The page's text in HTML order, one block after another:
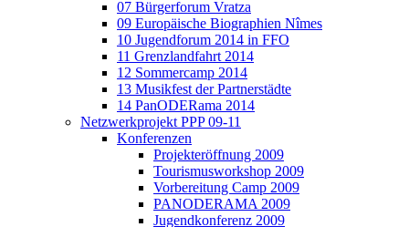
07 Bürgerforum Vratza
09 Europäische Biographien Nîmes
10 Jugendforum 2014 in FFO
11 Grenzlandfahrt 2014
12 Sommercamp 2014
13 Musikfest der Partnerstädte
14 PanODERama 2014
Netzwerkprojekt PPP 09-11
Konferenzen
Projekteröffnung 2009
Tourismusworkshop 2009
Vorbereitung Camp 2009
PANODERAMA 2009
Jugendkonferenz 2009